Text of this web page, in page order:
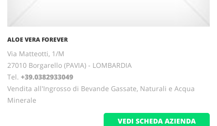
ALOE VERA FOREVER
Via Matteotti, 1/M
27010 Borgarello (PAVIA) - LOMBARDIA
Tel. +39.0382933049
Vendita all'Ingrosso di Bevande Gassate, Naturali e Acqua
Minerale
VEDI SCHEDA AZIENDA